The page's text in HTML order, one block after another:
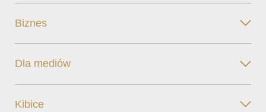
Biznes
Dla mediów
Kibice